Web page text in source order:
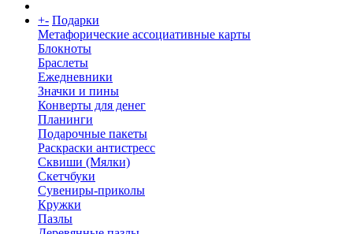
+- Подарки
Метафорические ассоциативные карты
Блокноты
Браслеты
Ежедневники
Значки и пины
Конверты для денег
Планинги
Подарочные пакеты
Раскраски антистресс
Сквиши (Мялки)
Скетчбуки
Сувениры-приколы
Кружки
Пазлы